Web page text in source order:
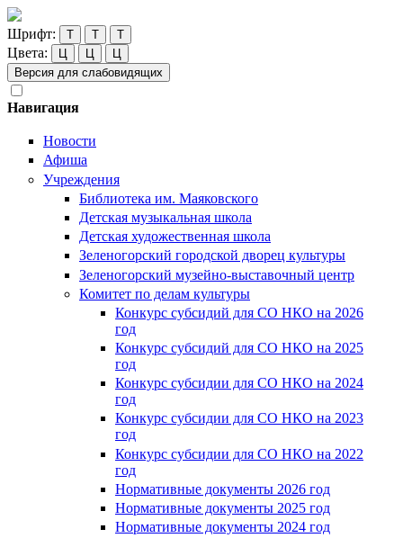
Шрифт: Т Т Т
Цвета: Ц Ц
Ц
Версия для слабовидящих
Навигация
Новости
Афиша
Учреждения
Библиотека им. Маяковского
Детская музыкальная школа
Детская художественная школа
Зеленогорский городской дворец культуры
Зеленогорский музейно-выставочный центр
Комитет по делам культуры
Конкурс субсидий для СО НКО на 2026
год
Конкурс субсидий для СО НКО на 2025
год
Конкурс субсидии для СО НКО на 2024
год
Конкурс субсидии для СО НКО на 2023
год
Конкурс субсидии для СО НКО на 2022
год
Нормативные документы 2026 год
Нормативные документы 2025 год
Нормативные документы 2024 год